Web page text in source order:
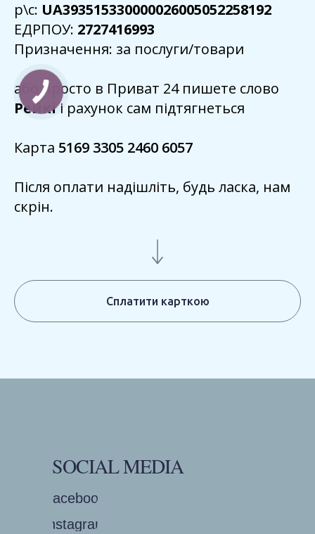
р\с: UA393515330000026005052258192
ЕДРПОУ: 2727416993
Призначення: за послуги/товари
або просто в Приват 24 пишете слово
Рейкіі рахунок сам підтягнеться
Карта 5169 3305 2460 6057
Після оплати надішліть, будь ласка, нам
скрін.
Сплатити карткою
SOCIAL MEDIA
Instagram
Facebook